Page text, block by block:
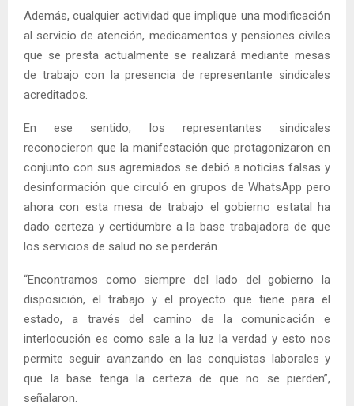
Además, cualquier actividad que implique una modificación
al servicio de atención, medicamentos y pensiones civiles
que se presta actualmente se realizará mediante mesas
de trabajo con la presencia de representante sindicales
acreditados.
En ese sentido, los representantes sindicales
reconocieron que la manifestación que protagonizaron en
conjunto con sus agremiados se debió a noticias falsas y
desinformación que circuló en grupos de WhatsApp pero
ahora con esta mesa de trabajo el gobierno estatal ha
dado certeza y certidumbre a la base trabajadora de que
los servicios de salud no se perderán.
“Encontramos como siempre del lado del gobierno la
disposición, el trabajo y el proyecto que tiene para el
estado, a través del camino de la comunicación e
interlocución es como sale a la luz la verdad y esto nos
permite seguir avanzando en las conquistas laborales y
que la base tenga la certeza de que no se pierden”,
señalaron.